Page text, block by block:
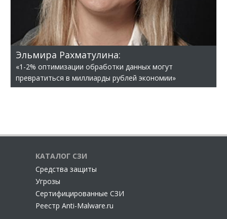
Эльмира Рахматулина:
«1-2% оптимизации обработки данных могут
превратиться в миллиарды рублей экономии»
КАТАЛОГ СЗИ
Cредства защиты
Угрозы
Сертифицированные СЗИ
Реестр Anti-Malware.ru